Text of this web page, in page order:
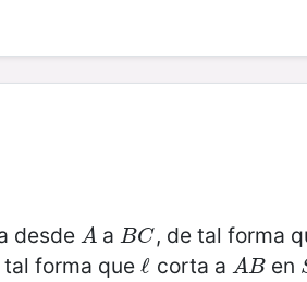
desdeA
A aBC
BC , de tal forma
tal forma queℓ
ℓ corta a AB
AB en